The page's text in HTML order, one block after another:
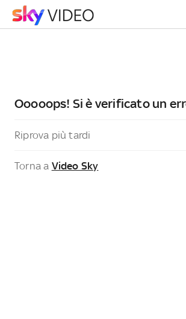
Ooooops! Si è verificato un
Riprova più tardi
Torna a Video Sky